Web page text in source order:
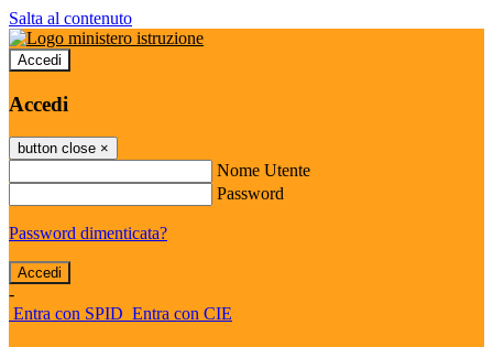
Salta al contenuto
Accedi
Accedi
button close ×
Nome Utente
Password
Password dimenticata?
-
Entra con SPID Entra con CIE